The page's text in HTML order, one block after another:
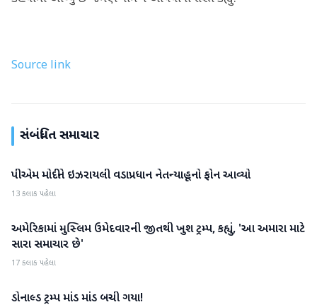
Source link
સંબંધિત સમાચાર
આંતરરાષ્ટ્રીય
પીએમ મોદીને ઇઝરાયલી વડાપ્રધાન નેતન્યાહૂનો ફોન આવ્યો
13 કલાક પહેલા
આંતરરાષ્ટ્રીય
અમેરિકામાં મુસ્લિમ ઉમેદવારની જીતથી ખુશ ટ્રમ્પ, કહ્યું, 'આ અમારા માટે
સારા સમાચાર છે'
17 કલાક પહેલા
આંતરરાષ્ટ્રીય
ડોનાલ્ડ ટ્રમ્પ માંડ માંડ બચી ગયા!